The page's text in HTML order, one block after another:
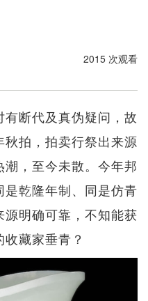
2015 次观看
断代及真伪疑问，故
拍，拍卖行祭出来源
，至今未散。今年邦
乾隆年制、同是仿青
明确可靠，不知能获
藏家垂青？